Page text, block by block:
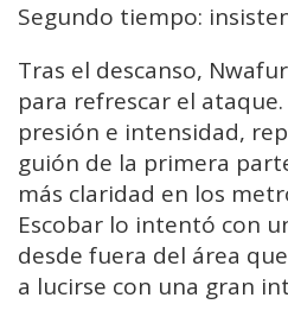
Segundo tiempo:
Tras el descanso,
para refrescar el
presión e intensidad,
guión de la primera
más claridad en los
Escobar lo intentó con
desde fuera del área
a lucirse con una gran